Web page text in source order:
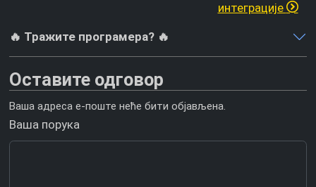
интеграције
🔥 Тражите програмера? 🔥
Оставите одговор
Ваша адреса е-поште неће бити објављена.
Ваша порука